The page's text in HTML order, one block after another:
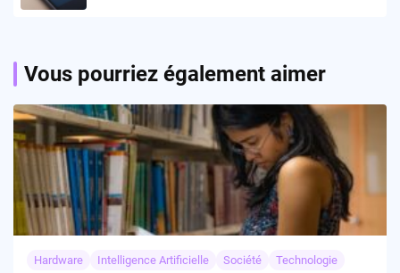
Vous pourriez également aimer
Hardware Intelligence Artificielle Société Technologie